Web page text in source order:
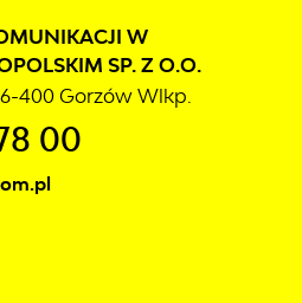
W
SP. Z O.O.
400 Gorzów Wlkp.
00